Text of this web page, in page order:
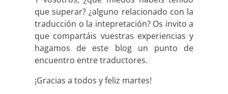
que superar? ¿alguno relacionado con la
traducción o la intepretación? Os invito a
que compartáis vuestras experiencias y
hagamos de este blog un punto de
encuentro entre traductores.
¡Gracias a todos y feliz martes!